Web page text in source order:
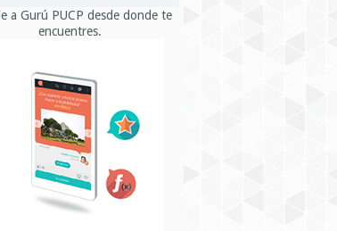
a Gurú PUCP desde donde te
encuentres.